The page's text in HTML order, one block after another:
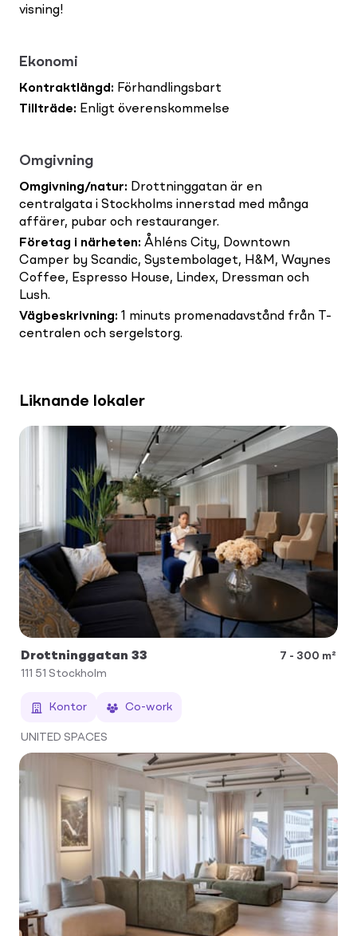
visning!
Ekonomi
Kontraktlängd : Förhandlingsbart
Tillträde: Enligt överenskommelse
Omgivning
Omgivning/natur: Drottninggatan är en
centralgata i Stockholms innerstad med många
affärer, pubar och restauranger.
Företag i närheten: Åhléns City, Downtown
Camper by Scandic, Systembolaget, H&M, Waynes
Coffee, Espresso House, Lindex, Dressman och
Lush.
Vägbeskrivning: 1 minuts promenadavstånd från T-
centralen och sergelstorg.
Liknande lokaler
Drottninggatan 33
7 - 300 m²
111 51 Stockholm
Kontor Co-work
UNITED SPACES